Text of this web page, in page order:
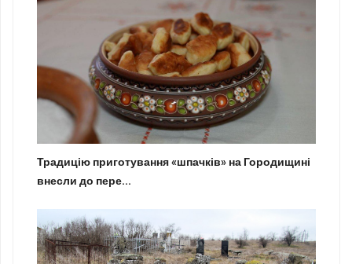
Традицію приготування «шпачків» на Городищині
внесли до пере...